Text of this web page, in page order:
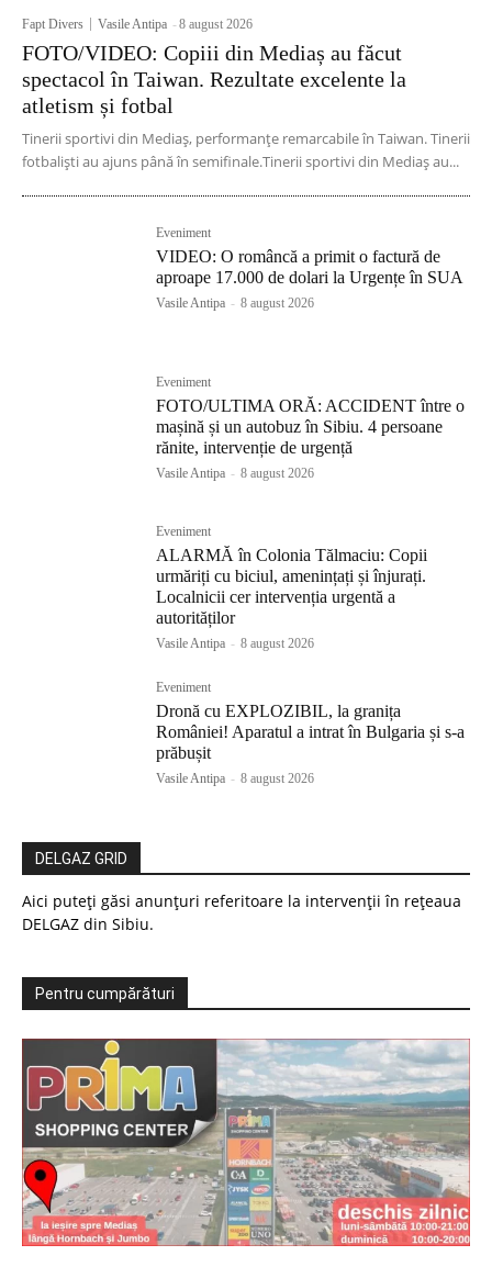
Fapt Divers Vasile Antipa -8 august 2026
FOTO/VIDEO: Copiii din Mediaș au făcut
spectacol în Taiwan. Rezultate excelente la
atletism și fotbal
Tinerii sportivi din Mediaș, performanțe remarcabile în Taiwan. Tinerii
fotbaliști au ajuns până în semifinale.Tinerii sportivi din Mediaș au...
Eveniment
VIDEO: O româncă a primit o factură de
aproape 17.000 de dolari la Urgențe în SUA
Vasile Antipa - 8 august 2026
Eveniment
FOTO/ULTIMA ORĂ: ACCIDENT între o
mașină și un autobuz în Sibiu. 4 persoane
rănite, intervenție de urgență
Vasile Antipa - 8 august 2026
Eveniment
ALARMĂ în Colonia Tălmaciu: Copii
urmăriți cu biciul, amenințați și înjurați.
Localnicii cer intervenția urgentă a
autorităților
Vasile Antipa - 8 august 2026
Eveniment
Dronă cu EXPLOZIBIL, la granița
României! Aparatul a intrat în Bulgaria și s-a
prăbușit
Vasile Antipa - 8 august 2026
DELGAZ GRID
Aici puteți găsi anunțuri referitoare la intervenții în rețeaua
DELGAZ din Sibiu.
Pentru cumpărături